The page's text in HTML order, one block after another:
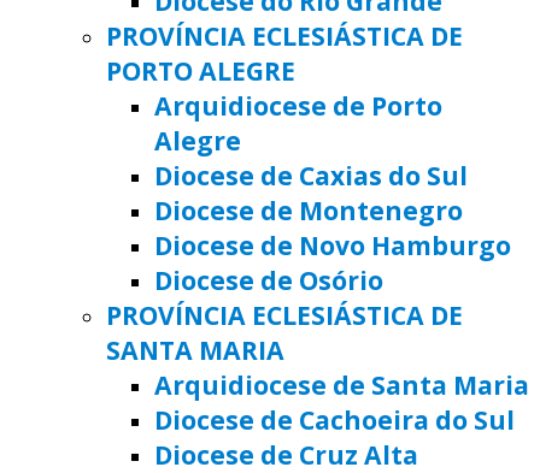
PROVÍNCIA ECLESIÁSTICA DE
PORTO ALEGRE
Arquidiocese de Porto
Alegre
Diocese de Caxias do Sul
Diocese de Montenegro
Diocese de Novo Hamburgo
Diocese de Osório
PROVÍNCIA ECLESIÁSTICA DE
SANTA MARIA
Arquidiocese de Santa Maria
Diocese de Cachoeira do Sul
Diocese de Cruz Alta